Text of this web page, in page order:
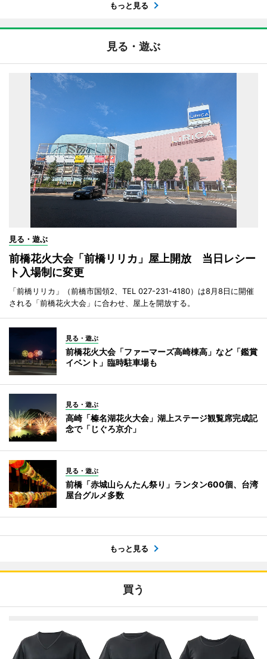
もっと見る
見る・遊ぶ
見る・遊ぶ
前橋花火大会「前橋リリカ」屋上開放 当日レシー
ト入場制に変更
「前橋リリカ」（前橋市国領2、TEL 027-231-4180）は8月8日に開催
される「前橋花火大会」に合わせ、屋上を開放する。
見る・遊ぶ
前橋花火大会「ファーマーズ高崎棟高」など「鑑賞
イベント」臨時駐車場も
見る・遊ぶ
高崎「榛名湖花火大会」湖上ステージ観覧席完成記
念で「じぐろ京介」
見る・遊ぶ
前橋「赤城山らんたん祭り」ランタン600個、台湾
屋台グルメ多数
もっと見る
買う